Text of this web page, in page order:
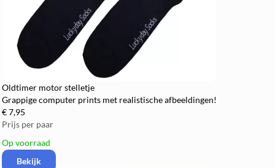
Oldtimer motor stelletje
Grappige computer prints met realistische afbeeldingen!
€ 7,95
Prijs per paar
Op voorraad
Bekijk